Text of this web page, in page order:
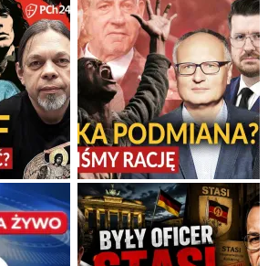
i polityczna katastrofa
Warszawskiego zasługują na najwyższy
jako żołnierze otrzymali zadanie po prostu